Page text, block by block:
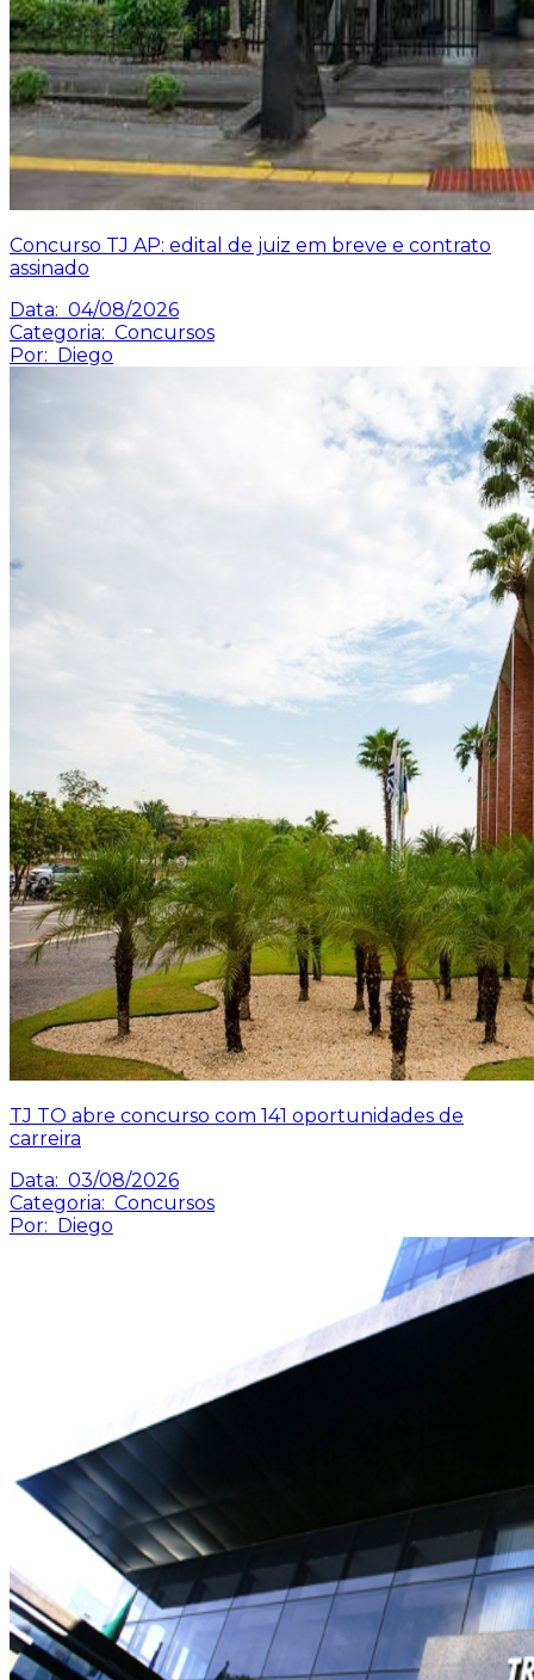
Concurso TJ AP: edital de juiz em breve e contrato
assinado
Data: 04/08/2026
Categoria: Concursos
Por:
Diego
TJ TO abre concurso com 141 oportunidades de
carreira
Data: 03/08/2026
Categoria: Concursos
Por:
Diego